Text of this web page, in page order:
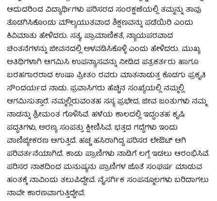
ಆದುದರಿಂದ ವಿದ್ಯಾರ್ಥಿಗಳು ಪರಿಸರದ ಸಂರಕ್ಷಣೆಯಲ್ಲಿ ತಮ್ಮನ್ನು ತಾವು
ತೊಡಗಿಸಿಕೊಂಡು ಮೌಲ್ಯಯುತವಾದ ಶಿಕ್ಷಣವನ್ನು ಪಡೆಯಿರಿ ಎಂದು
ಕಿವಿಮಾತು ಹೇಳಿದರು. ಸತ್ಯ, ಪ್ರಾಮಾಣಿಕತೆ, ನ್ಯಾಯಪರವಾದ
ಚಿಂತನೆಗಳನ್ನು ಜೀವನದಲ್ಲಿ ಅಳವಡಿಸಿಕೊಳ್ಳಿ ಎಂದು ಹೇಳಿದರು. ಮುಖ್ಯ
ಅತಿಥಿಗಳಾಗಿ ಆಗಮಿಸಿ ಉಪನ್ಯಾಸವನ್ನು ನೀಡಿದ ಪತ್ರಕರ್ತರು ಹಾಗೂ
ಬರಹಗಾರರಾದ ಉಷಾ ಪ್ರೀತಂ ರವರು ಮಾತನಾಡುತ್ತ ಕೊಡಗು ಪ್ರಕೃತಿ
ಸೌಂದರ್ಯದ ನಾಡು. ಪ್ರವಾಸಿಗರು ಹೆಚ್ಚಿನ ಸಂಖ್ಯೆಯಲ್ಲಿ ನಮ್ಮಲ್ಲಿ
ಆಗಮಿಸುತ್ತಾರೆ. ನಮ್ಮಲ್ಲಿರುವಂತಹ ಸಸ್ಯ ಪ್ರಭೇದ, ಜೀವ ಜಂತುಗಳು ನಮ್ಮ
ನಾಡನ್ನು ಶ್ರೀಮಂತ ಗೊಳಿಸಿವೆ. ಹಳೆಯ ಕಾಲದಲ್ಲಿ ಇದ್ದಂತಹ ಕೃಷಿ
ಪದ್ಧತಿಗಳು, ಅರಣ್ಯ ಸಂಪತ್ತು ಕ್ಷೀಣಿಸಿವೆ. ಭತ್ತದ ಗದ್ದೆಗಳು ಇಂದು
ವಾಣಿಜ್ಯೀಕರಣ ಆಗುತ್ತಿದೆ. ಹಚ್ಚ ಹಸಿರಾಗಿದ್ದ ಪರಿಸರ ಲೇಔಟ್ ಆಗಿ
ಪರಿವರ್ತನೆಯಾಗಿದೆ. ಕಾಡು ಪ್ರಾಣಿಗಳು ನಾಡಿಗೆ ಲಗ್ಗೆ ಇಡಲು ಆರಂಭಿಸಿವೆ.
ಪರಿಸರ ನಾಶದಿಂದ ಮನುಷ್ಯನು ಪ್ರಾಣಿಗಳ ಜೊತೆ ಸಂಘರ್ಷ ಮಾಡುವ
ಹಂತಕ್ಕೆ ನಾವಿಂದು ತಲುಪಿದ್ದೇವೆ. ನೈಸರ್ಗಿಕ ಸಂಪನ್ಮೂಲಗಳು ಬರಿದಾಗಲು
ನಾವೇ ಕಾರಣವಾಗುತ್ತಿದ್ದೇವೆ.